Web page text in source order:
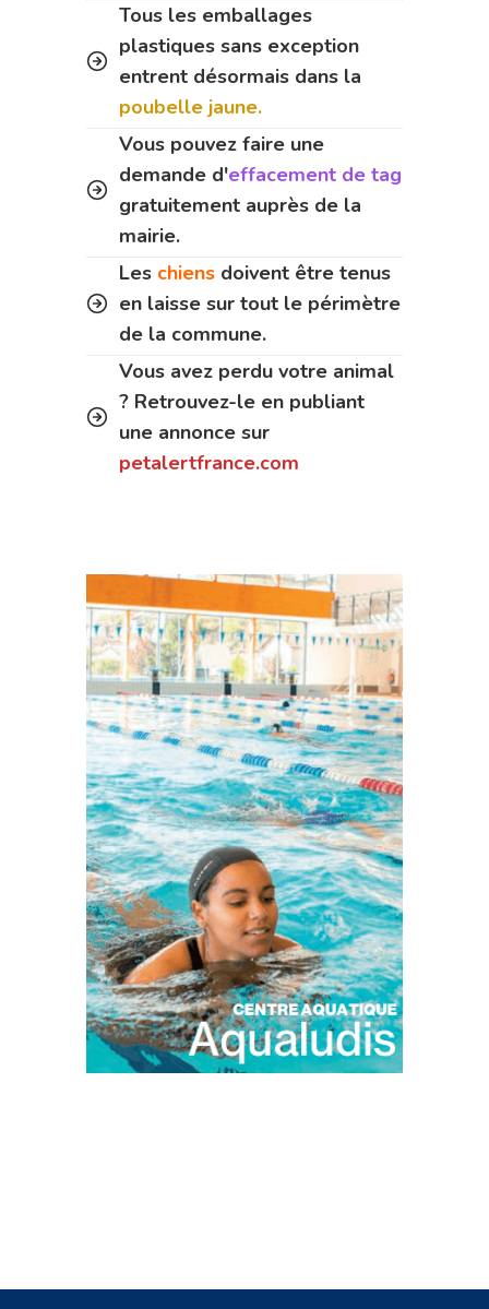
Tous les emballages
plastiques sans exception
entrent désormais dans la
poubelle jaune.
Vous pouvez faire une
demande d'effacement de tag
gratuitement auprès de la
mairie.
Les chiens doivent être tenus
en laisse sur tout le périmètre
de la commune.
Vous avez perdu votre animal
? Retrouvez-le en publiant
une annonce sur
petalertfrance.com